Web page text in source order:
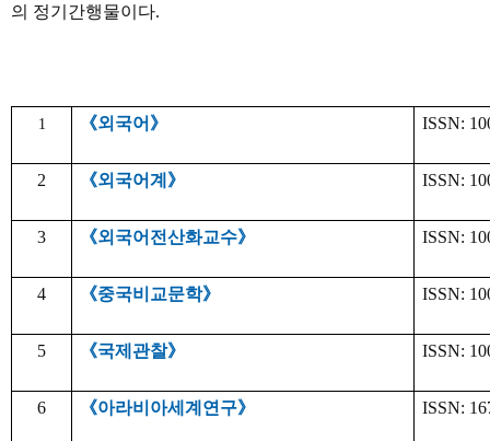
의 정기간행물이다.
1 《외국어》 ISSN:
2 《외국어계》 ISSN:
3 《외국어전산화교수》 ISSN:
4 《중국비교문학》 ISSN:
5 《국제관찰》 ISSN:
6 《아라비아세계연구》 ISSN: